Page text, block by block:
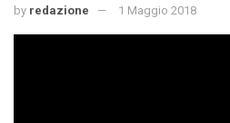
by redazione 1 Maggio 2018